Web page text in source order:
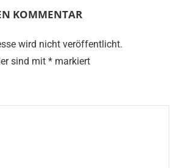
KOMMENTAR
wird nicht veröffentlicht.
sind mit * markiert